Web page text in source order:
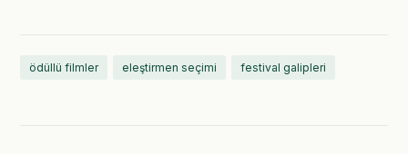
ödüllü filmler eleştirmen seçimi festival galipleri